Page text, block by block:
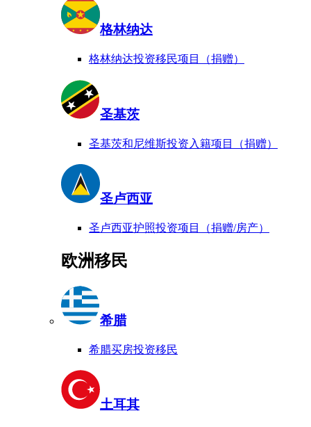
格林纳达
格林纳达投资移民项目（捐赠）
圣基茨
圣基茨和尼维斯投资入籍项目（捐赠）
圣卢西亚
圣卢西亚护照投资项目（捐赠/房产）
欧洲移民
希腊
希腊买房投资移民
土耳其